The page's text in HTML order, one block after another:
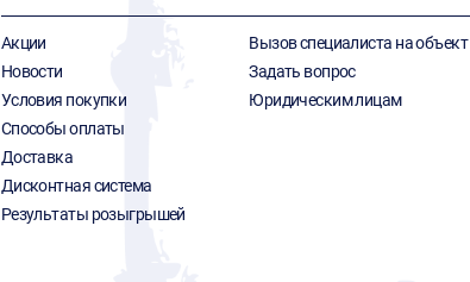
Акции
Новости
Условия покупки
Способы оплаты
Доставка
Дисконтная система
Результаты розыгрышей
Вызов специалиста на объект
Задать вопрос
Юридическим лицам